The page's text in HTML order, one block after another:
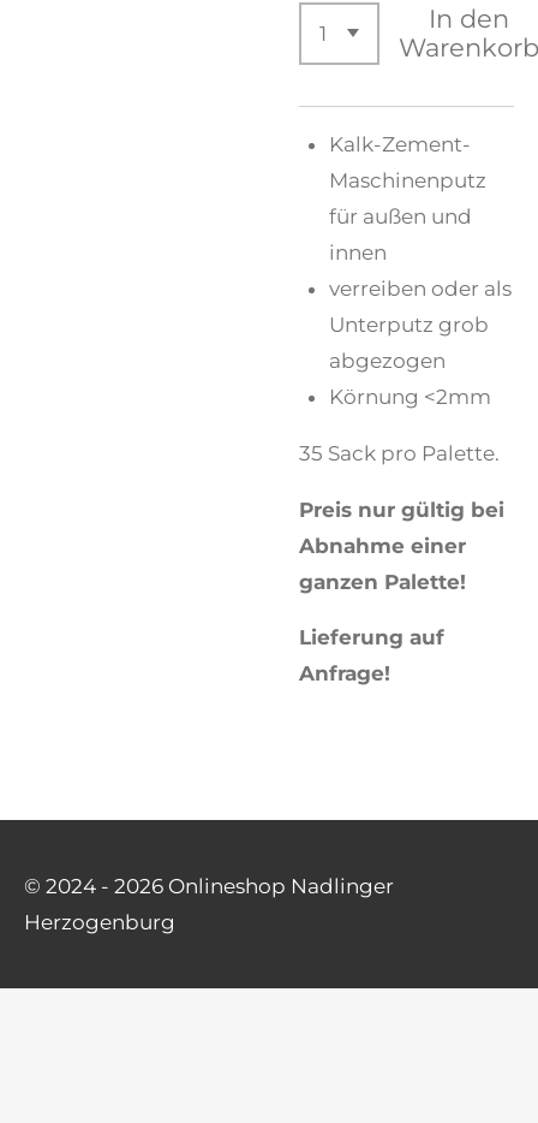
In den
Kalk-Zement-
Maschinenputz
für außen und
innen
verreiben oder als
Unterputz grob
abgezogen
Körnung <2mm
35 Sack pro Palette.
Preis nur gültig bei
Abnahme einer
ganzen Palette!
Lieferung auf
Anfrage!
© 2024 - 2026 Onlineshop Nadlinger
Herzogenburg